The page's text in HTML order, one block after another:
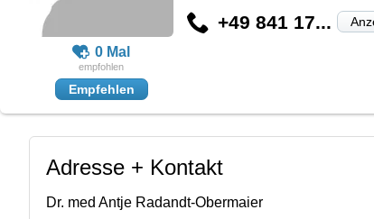
0 Mal
Empfehlen
+49 841 17...
Adresse + Kontakt
Dr. med Antje Radandt-Obermaier